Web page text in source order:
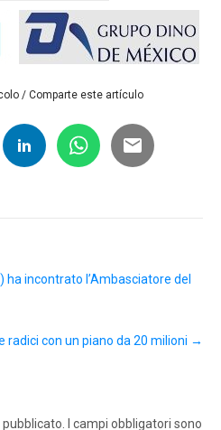
/ Comparte este artículo
ha incontrato l’Ambasciatore del
radici con un piano da 20 milioni →
I campi obbligatori sono